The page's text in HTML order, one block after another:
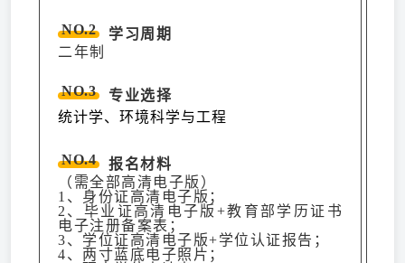
NO.2
学习周期
二年制
NO.3
专业选择
统计学、环境科学与工程
NO.4
报名材料
（需全部高清电子版）
1、身份证高清电子版；
2、毕业证高清电子版+教育部学历证书
电子注册备案表；
3、学位证高清电子版+学位认证报告；
4、两寸蓝底电子照片；